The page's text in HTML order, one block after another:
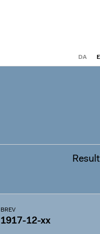
DA
BREV
1917-12-xx